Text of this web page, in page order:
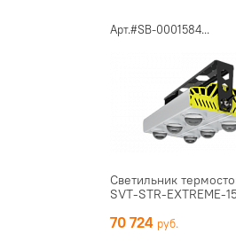
Арт.#SB-0001584...
Светильник
SVT-STR-EXTREME-
70 724